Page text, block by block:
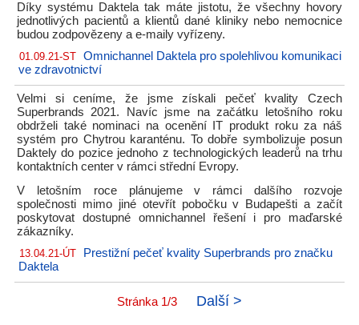
Díky systému Daktela tak máte jistotu, že všechny hovory
jednotlivých pacientů a klientů dané kliniky nebo nemocnice
budou zodpovězeny a e-maily vyřízeny.
01.09.21-ST Omnichannel Daktela pro spolehlivou komunikaci
ve zdravotnictví
Velmi si ceníme, že jsme získali pečeť kvality Czech
Superbrands 2021. Navíc jsme na začátku letošního roku
obdrželi také nominaci na ocenění IT produkt roku za náš
systém pro Chytrou karanténu. To dobře symbolizuje posun
Daktely do pozice jednoho z technologických leaderů na trhu
kontaktních center v rámci střední Evropy.
V letošním roce plánujeme v rámci dalšího rozvoje
společnosti mimo jiné otevřít pobočku v Budapešti a začít
poskytovat dostupné omnichannel řešení i pro maďarské
zákazníky.
13.04.21-ÚT
Prestižní pečeť kvality Superbrands pro značku
Daktela
Stránka 1/3 Další >